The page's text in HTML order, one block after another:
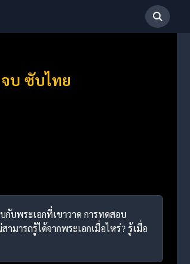
บ ซับไทย
บพระเอกที่เขาวาด การทดสอบ
มารถรู้ได้จากพระเอกเมื่อไหร่? รู้เมื่อ